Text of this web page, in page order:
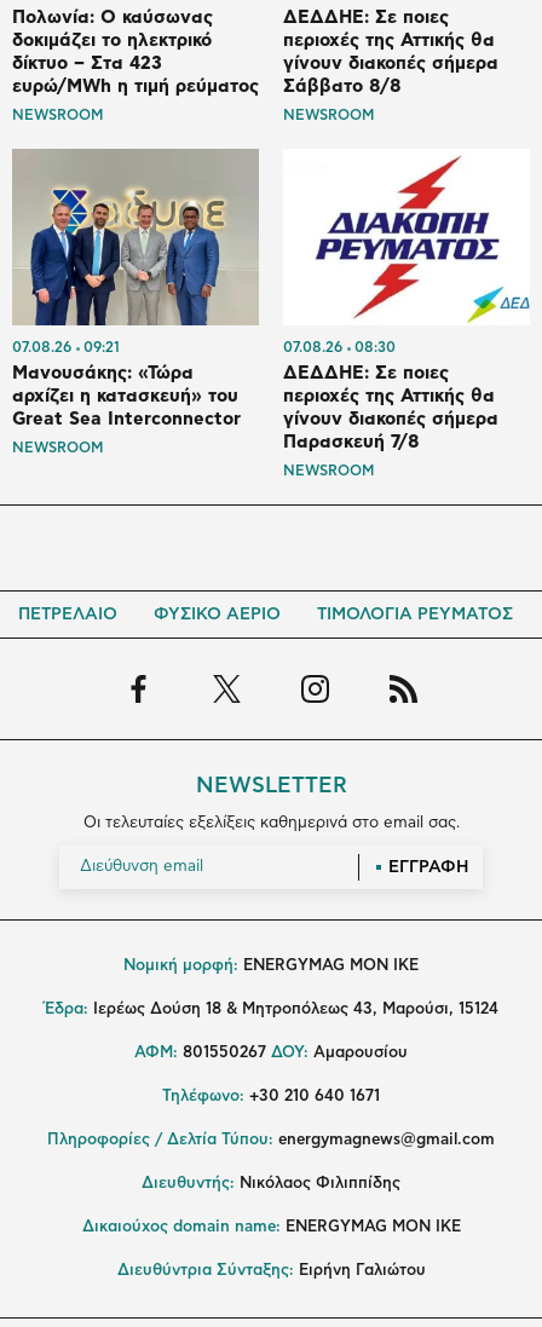
Πολωνία: Ο καύσωνας
δοκιμάζει το ηλεκτρικό
δίκτυο – Στα 423
ευρώ/MWh η τιμή ρεύματος
NEWSROOM
ΔΕΔΔΗΕ: Σε ποιες
περιοχές της Αττικής θα
γίνουν διακοπές σήμερα
Σάββατο 8/8
NEWSROOM
07.08.26 09:21
Μανουσάκης: «Τώρα
αρχίζει η κατασκευή» του
Great Sea Interconnector
NEWSROOM
07.08.26 08:30
ΔΕΔΔΗΕ: Σε ποιες
περιοχές της Αττικής θα
γίνουν διακοπές σήμερα
Παρασκευή 7/8
NEWSROOM
ΠΕΤΡΕΛΑΙΟ ΦΥΣΙΚΟ ΑΕΡΙΟ ΤΙΜΟΛΟΓΙΑ ΡΕΥΜΑΤΟΣ
NEWSLETTER
Οι τελευταίες εξελίξεις καθημερινά στο email σας.
ΕΓΓΡΑΦΗ
Νομική μορφή: ENERGYMAG MON IKE
Έδρα: Ιερέως Δούση 18 & Μητροπόλεως 43, Μαρούσι, 15124
ΑΦΜ: 801550267 ΔΟΥ: Αμαρουσίου
Τηλέφωνο: +30 210 640 1671
Πληροφορίες / Δελτία Τύπου: energymagnews@gmail.com
Διευθυντής: Νικόλαος Φιλιππίδης
Δικαιούχος domain name: ENERGYMAG ΜΟΝ ΙΚΕ
Διευθύντρια Σύνταξης: Ειρήνη Γαλιώτου